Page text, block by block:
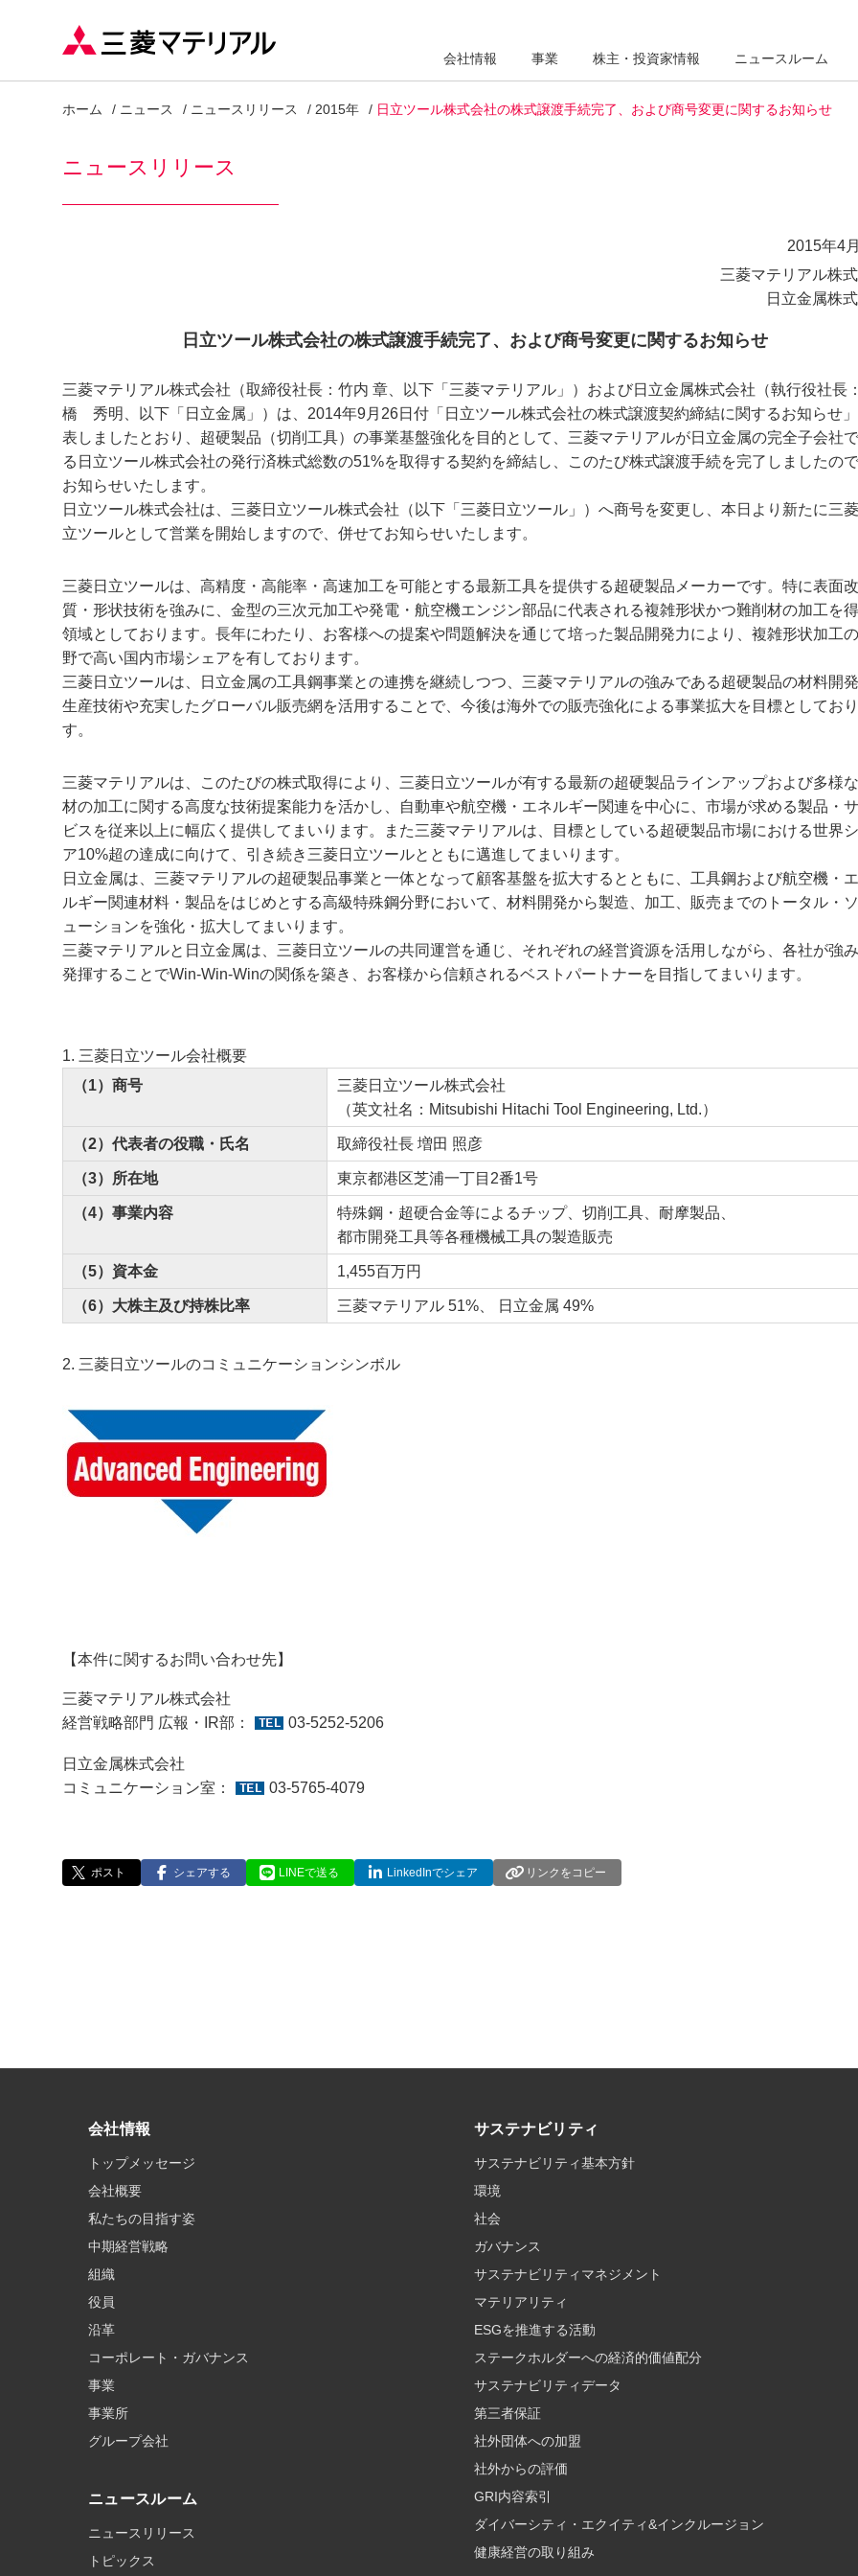
会社情報 事業 株主・投資家情報 ニュースルーム
ホーム ニュース ニュースリリース 2015年 日立ツール株式会社の株式譲渡手続完了、および商号変更に関するお知らせ
ニュースリリース
2015年4
三菱マテリアル株
日立金属株
日立ツール株式会社の株式譲渡手続完了、および商号変更に関するお知らせ
三菱マテリアル株式会社（取締役社長：竹内 章、以下「三菱マテリアル」）および日立金属株式会社（執行役社長
橋 秀明、以下「日立金属」）は、2014年9月26日付「日立ツール株式会社の株式譲渡契約締結に関するお知らせ
表しましたとおり、超硬製品（切削工具）の事業基盤強化を目的として、三菱マテリアルが日立金属の完全子会社
る日立ツール株式会社の発行済株式総数の51%を取得する契約を締結し、このたび株式譲渡手続を完了しましたの
お知らせいたします。
日立ツール株式会社は、三菱日立ツール株式会社（以下「三菱日立ツール」）へ商号を変更し、本日より新たに三
立ツールとして営業を開始しますので、併せてお知らせいたします。
三菱日立ツールは、高精度・高能率・高速加工を可能とする最新工具を提供する超硬製品メーカーです。特に表面改
質・形状技術を強みに、金型の三次元加工や発電・航空機エンジン部品に代表される複雑形状かつ難削材の加工を
領域としております。長年にわたり、お客様への提案や問題解決を通じて培った製品開発力により、複雑形状加工
野で高い国内市場シェアを有しております。
三菱日立ツールは、日立金属の工具鋼事業との連携を継続しつつ、三菱マテリアルの強みである超硬製品の材料開
生産技術や充実したグローバル販売網を活用することで、今後は海外での販売強化による事業拡大を目標としてお
す。
三菱マテリアルは、このたびの株式取得により、三菱日立ツールが有する最新の超硬製品ラインアップおよび多様
材の加工に関する高度な技術提案能力を活かし、自動車や航空機・エネルギー関連を中心に、市場が求める製品・
ビスを従来以上に幅広く提供してまいります。また三菱マテリアルは、目標としている超硬製品市場における世界
ア10%超の達成に向けて、引き続き三菱日立ツールとともに邁進してまいります。
日立金属は、三菱マテリアルの超硬製品事業と一体となって顧客基盤を拡大するとともに、工具鋼および航空機・
ルギー関連材料・製品をはじめとする高級特殊鋼分野において、材料開発から製造、加工、販売までのトータル・
ューションを強化・拡大してまいります。
三菱マテリアルと日立金属は、三菱日立ツールの共同運営を通じ、それぞれの経営資源を活用しながら、各社が強
発揮することでWin-Win-Winの関係を築き、お客様から信頼されるベストパートナーを目指してまいります。
1. 三菱日立ツール会社概要
（1）商号
三菱日立ツール株式会社
（英文社名：Mitsubishi Hitachi Tool Engineering, Ltd.）
（2）代表者の役職・氏名 取締役社長 増田 照彦
（3）所在地 東京都港区芝浦一丁目2番1号
（4）事業内容
特殊鋼・超硬合金等によるチップ、切削工具、耐摩製品、
都市開発工具等各種機械工具の製造販売
（5）資本金 1,455百万円
（6）大株主及び持株比率 三菱マテリアル 51%、 日立金属 49%
2. 三菱日立ツールのコミュニケーションシンボル
【本件に関するお問い合わせ先】
三菱マテリアル株式会社
経営戦略部門 広報・IR部：
03-5252-5206
日立金属株式会社
コミュニケーション室：
03-5765-4079
ポスト シェアする LINEで送る LinkedInでシェア リンクをコピー
会社情報
トップメッセージ
会社概要
私たちの目指す姿
中期経営戦略
組織
役員
沿革
コーポレート・ガバナンス
事業
事業所
グループ会社
ニュースルーム
ニュースリリース
トピックス
サステナビリティ
サステナビリティ基本方針
環境
社会
ガバナンス
サステナビリティマネジメント
マテリアリティ
ESGを推進する活動
ステークホルダーへの経済的価値配分
サステナビリティデータ
第三者保証
社外団体への加盟
社外からの評価
GRI内容索引
ダイバーシティ・エクイティ&インクルージョン
健康経営の取り組み